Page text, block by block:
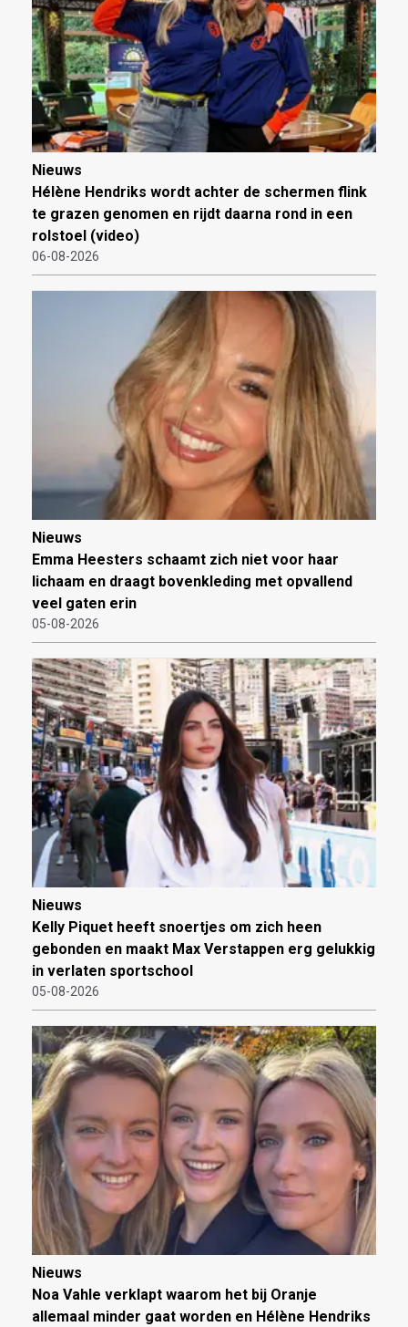
Nieuws
Hélène Hendriks wordt achter de schermen flink
te grazen genomen en rijdt daarna rond in een
rolstoel (video)
06-08-2026
Nieuws
Emma Heesters schaamt zich niet voor haar
lichaam en draagt bovenkleding met opvallend
veel gaten erin
05-08-2026
Nieuws
Kelly Piquet heeft snoertjes om zich heen
gebonden en maakt Max Verstappen erg gelukkig
in verlaten sportschool
05-08-2026
Nieuws
Noa Vahle verklapt waarom het bij Oranje
allemaal minder gaat worden en Hélène Hendriks